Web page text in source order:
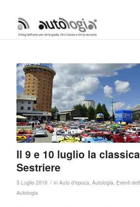
Il 9 e 10 luglio la
Sestriere
3 Luglio 2016 / in Auto d'epoca, Autologia, Eventi
Autologia